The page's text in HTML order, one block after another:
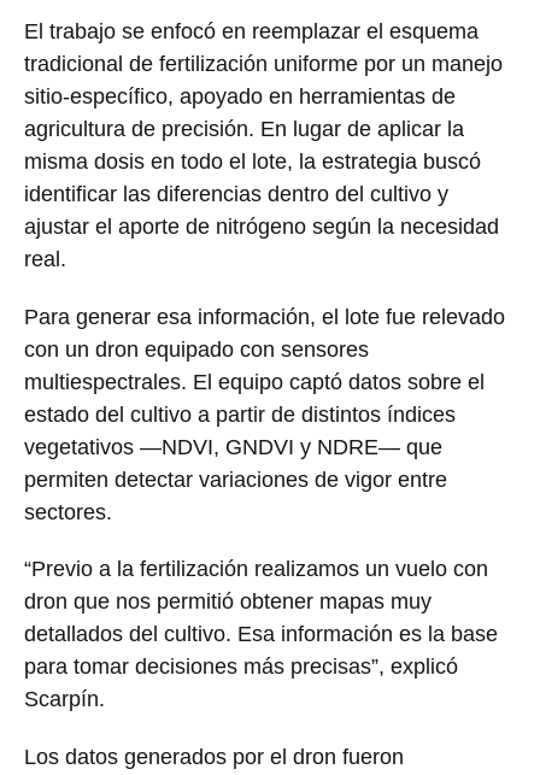
El trabajo se enfocó en reemplazar el esquema
tradicional de fertilización uniforme por un manejo
sitio-específico, apoyado en herramientas de
agricultura de precisión. En lugar de aplicar la
misma dosis en todo el lote, la estrategia buscó
identificar las diferencias dentro del cultivo y
ajustar el aporte de nitrógeno según la necesidad
real.
Para generar esa información, el lote fue relevado
con un dron equipado con sensores
multiespectrales. El equipo captó datos sobre el
estado del cultivo a partir de distintos índices
vegetativos —NDVI, GNDVI y NDRE— que
permiten detectar variaciones de vigor entre
sectores.
“Previo a la fertilización realizamos un vuelo con
dron que nos permitió obtener mapas muy
detallados del cultivo. Esa información es la base
para tomar decisiones más precisas”, explicó
Scarpín.
Los datos generados por el dron fueron